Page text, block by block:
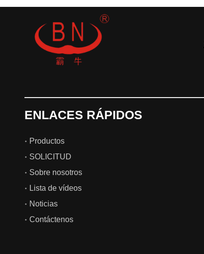
ENLACES RÁPIDOS
Productos
SOLICITUD
Sobre nosotros
Lista de vídeos
Noticias
Contáctenos